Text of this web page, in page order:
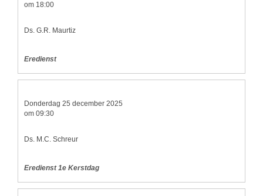
om 18:00
Ds. G.R. Maurtiz
Eredienst
Donderdag 25 december 2025
om 09:30
Ds. M.C. Schreur
Eredienst 1e Kerstdag